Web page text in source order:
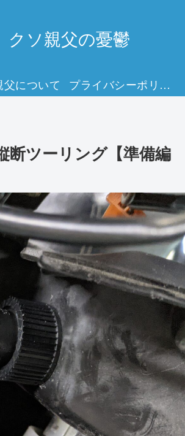
クソ親父の憂鬱
父について プライバシーポリシー
断ツーリング【準備編